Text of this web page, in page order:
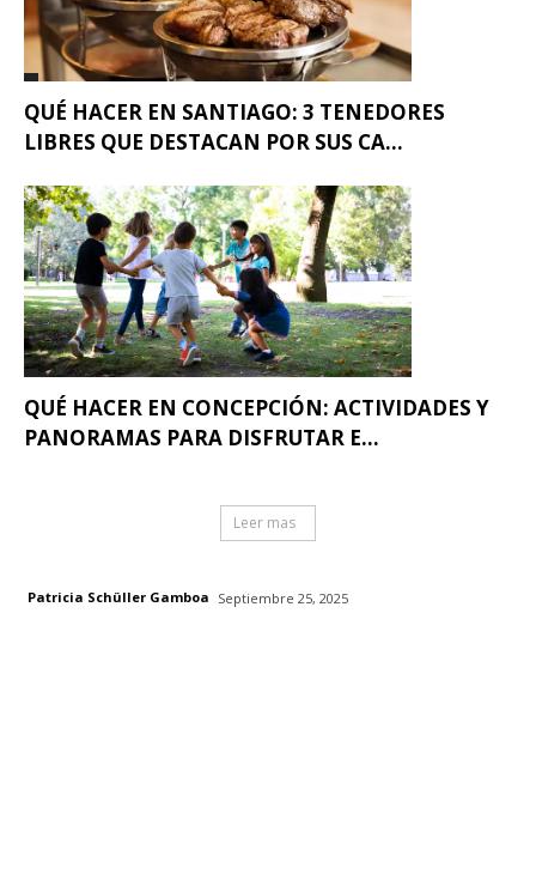
QUÉ HACER EN SANTIAGO: 3 TENEDORES
LIBRES QUE DESTACAN POR SUS CA...
QUÉ HACER EN CONCEPCIÓN: ACTIVIDADES Y
PANORAMAS PARA DISFRUTAR E...
Leer mas
Patricia Schüller Gamboa Septiembre 25, 2025